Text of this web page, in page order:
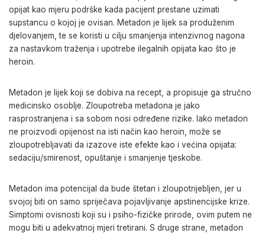
opijat kao mjeru podrške kada pacijent prestane uzimati
supstancu o kojoj je ovisan. Metadon je lijek sa produženim
djelovanjem, te se koristi u cilju smanjenja intenzivnog nagona
za nastavkom traženja i upotrebe ilegalnih opijata kao što je
heroin.
Metadon je lijek koji se dobiva na recept, a propisuje ga stručno
medicinsko osoblje. Zloupotreba metadona je jako
rasprostranjena i sa sobom nosi određene rizike. Iako metadon
ne proizvodi opijenost na isti način kao heroin, može se
zloupotrebljavati da izazove iste efekte kao i većina opijata:
sedaciju/smirenost, opuštanje i smanjenje tjeskobe.
Metadon ima potencijal da bude štetan i zloupotrijebljen, jer u
svojoj biti on samo spriječava pojavljivanje apstinencijske krize.
Simptomi ovisnosti koji su i psiho-fizičke prirode, ovim putem ne
mogu biti u adekvatnoj mjeri tretirani. S druge strane, metadon